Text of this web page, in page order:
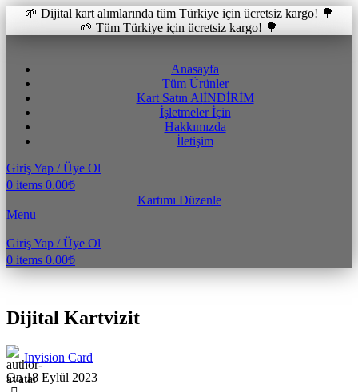
🌱 Dijital kart alımlarında tüm Türkiye için ücretsiz kargo! 🌳
🌱 Tüm Türkiye için ücretsiz kargo! 🌳
Anasayfa
Tüm Ürünler
Kart Satın AlİNDİRİM
İşletmeler İçin
Hakkımızda
İletişim
Giriş Yap / Üye Ol
0 items 0.00₺
Kartımı Düzenle
Menu
Giriş Yap / Üye Ol
0 items 0.00₺
Dijital Kartvizit
Invision Card
On 18 Eylül 2023